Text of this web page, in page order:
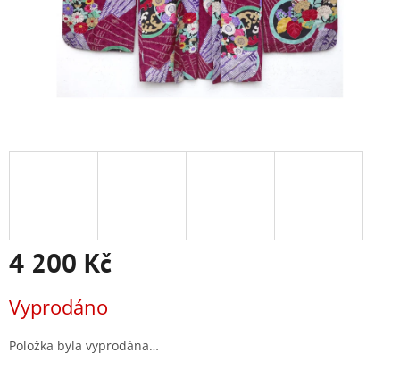
4 200 Kč
cena:
Vyprodáno
Položka byla vyprodána…